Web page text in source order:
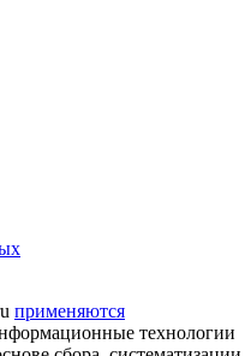
применяются
технологии